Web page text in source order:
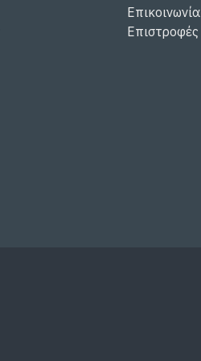
Επικοινωνία
Επιστροφές